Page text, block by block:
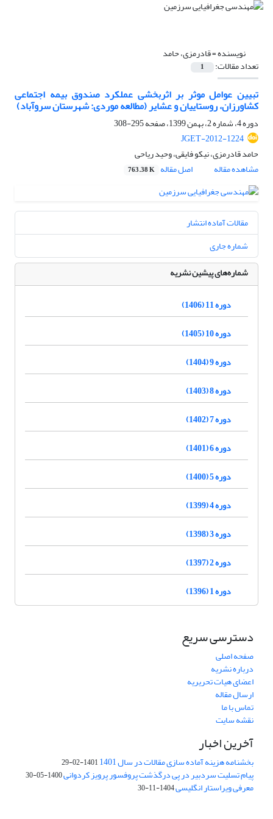
نویسنده =قادرمزی، حامد
تعداد مقالات: 1
تبیین عوامل موثر بر اثربخشی عملکرد صندوق بیمه اجتماعی
کشاورزان، روستاییان و عشایر (مطالعه موردی: شهرستان سروآباد)
دوره 4، شماره 2، بهمن 1399، صفحه
295-308
JGET-2012-1224
حامد قادرمزی، نیکو فایقی، وحید ریاحی
مشاهده مقاله
اصل مقاله 763.38 K
مقالات آماده انتشار
شماره جاری
شماره‌های پیشین نشریه
دوره 11 (1406)
دوره 10 (1405)
دوره 9 (1404)
دوره 8 (1403)
دوره 7 (1402)
دوره 6 (1401)
دوره 5 (1400)
دوره 4 (1399)
دوره 3 (1398)
دوره 2 (1397)
دوره 1 (1396)
دسترسی سریع
صفحه اصلی
درباره نشریه
اعضای هیات تحریریه
ارسال مقاله
تماس با ما
نقشه سایت
آخرین اخبار
بخشنامه هزینه آماده سازی مقالات در سال 1401 1401-02-29
پیام تسلیت سردبیر در پی درگذشت پروفسور پرویز کردوانی1400-05-30
معرفی ویراستار انگلیسی1404-11-30